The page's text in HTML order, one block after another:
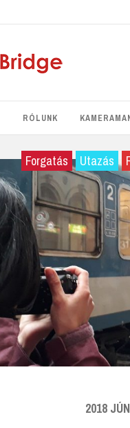
RÓLUNK
Forgatás Utazás
2018